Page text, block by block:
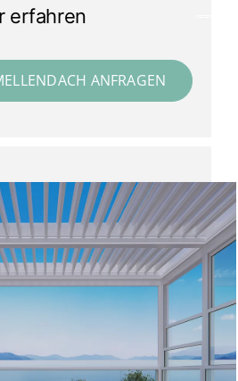
erfahren
ANFRAGEN